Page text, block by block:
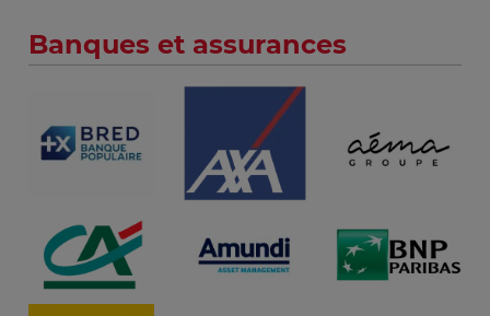
Banques et assurances